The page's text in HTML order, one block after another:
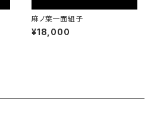
麻ノ葉一面組子
¥18,000